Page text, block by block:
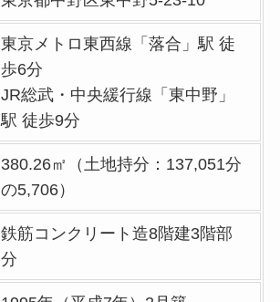
東京メトロ東西線「落合」駅 徒
歩6分
JR総武・中央緩行線「東中野」
駅 徒歩9分
380.26㎡（土地持分：137,051分
の5,706）
鉄筋コンクリート造8階建3階部
分